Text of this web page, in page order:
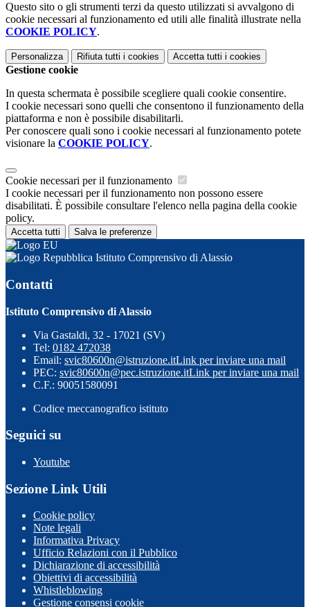
Questo sito o gli strumenti terzi da questo utilizzati si avvalgono di
cookie necessari al funzionamento ed utili alle finalità illustrate nella
COOKIE POLICY.
Personalizza Rifiuta tutti i cookies Accetta tutti i cookies
Gestione cookie
In questa schermata è possibile scegliere quali cookie consentire.
I cookie necessari sono quelli che consentono il funzionamento della
piattaforma e non è possibile disabilitarli.
Per conoscere quali sono i cookie necessari al funzionamento potete
visionare la COOKIE POLICY.
Cookie necessari per il funzionamento
I cookie necessari per il funzionamento non possono essere
disabilitati. È possibile consultare l'elenco nella pagina della cookie
policy.
Accetta tutti Salva le preferenze
Istituto Comprensivo di Alassio
Contatti
Istituto Comprensivo di Alassio
Via Gastaldi, 32 - 17021 (SV)
Tel: 0182 472038
Email: svic80600n@istruzione.itLink per inviare una mail
PEC: svic80600n@pec.istruzione.itLink per inviare una mail
C.F.: 90051580091
Codice meccanografico istituto
Seguici su
Youtube
Sezione Link Utili
Cookie policy
Note legali
Informativa Privacy
Ufficio Relazioni con il Pubblico
Dichiarazione di accessibilità
Obiettivi di accessibilità
Whistleblowing
Gestione consensi cookie